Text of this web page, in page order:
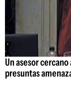
Un asesor
presuntas